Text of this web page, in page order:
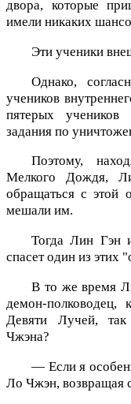
двора, которые
имели никаких
Эти ученики
Однако,
учеников
пятерых
задания по
Поэтому,
Мелкого Дождя,
обращаться с этой
мешали им.
Тогда Лин Гэн
спасет один из этих
В то же время
демон-
Девяти Лучей,
Чжэна?
— Если я
Ло Чжэн, возвращая